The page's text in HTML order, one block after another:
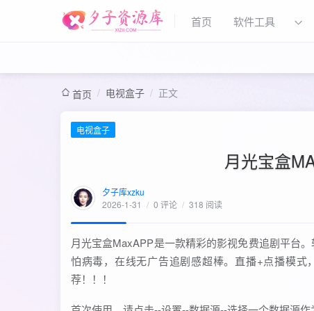
首页 软件工具
首页 / 电视盒子 / 正文
电视盒子
月光宝盒
夕子库xzku
2026-1-31 / 0 评论 / 318 阅读
月光宝盒MaxAPP是一款精彩的影视免费追剧平台
怕病毒，在线无广告追剧感超棒。直播+点播模
荐！！！